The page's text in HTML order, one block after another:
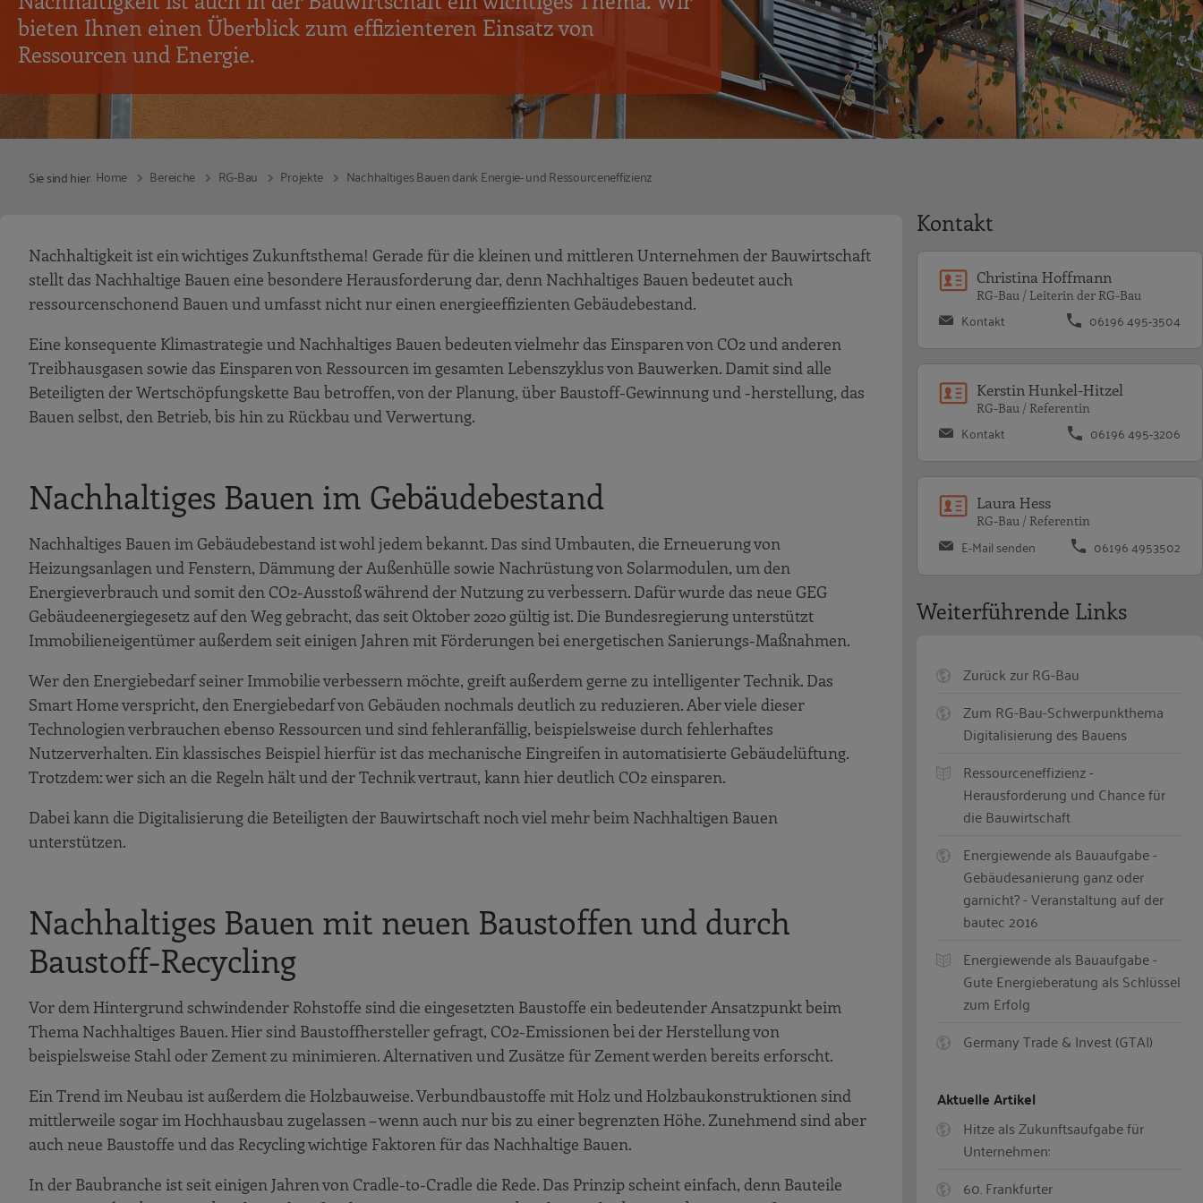
bieten Ihnen einen Überblick zum effizienteren Einsatz von
Ressourcen und Energie.
Sie sind hier: Home Bereiche RG-Bau Projekte Nachhaltiges Bauen dank Energie- und Ressourceneffizienz
Nachhaltigkeit ist ein wichtiges Zukunftsthema! Gerade für die kleinen und mittleren Unternehmen der Bauwirtschaft
stellt das Nachhaltige Bauen eine besondere Herausforderung dar, denn Nachhaltiges Bauen bedeutet auch
ressourcenschonend Bauen und umfasst nicht nur einen energieeffizienten Gebäudebestand.
Eine konsequente Klimastrategie und Nachhaltiges Bauen bedeuten vielmehr das Einsparen von CO2 und anderen
Treibhausgasen sowie das Einsparen von Ressourcen im gesamten Lebenszyklus von Bauwerken. Damit sind alle
Beteiligten der Wertschöpfungskette Bau betroffen, von der Planung, über Baustoff-Gewinnung und -herstellung, das
Bauen selbst, den Betrieb, bis hin zu Rückbau und Verwertung.
Nachhaltiges Bauen im Gebäudebestand
Nachhaltiges Bauen im Gebäudebestand ist wohl jedem bekannt. Das sind Umbauten, die Erneuerung von
Heizungsanlagen und Fenstern, Dämmung der Außenhülle sowie Nachrüstung von Solarmodulen, um den
Energieverbrauch und somit den CO2-Ausstoß während der Nutzung zu verbessern. Dafür wurde das neue GEG
Gebäudeenergiegesetz auf den Weg gebracht, das seit Oktober 2020 gültig ist. Die Bundesregierung unterstützt
Immobilieneigentümer außerdem seit einigen Jahren mit Förderungen bei energetischen Sanierungs-Maßnahmen.
Wer den Energiebedarf seiner Immobilie verbessern möchte, greift außerdem gerne zu intelligenter Technik. Das
Smart Home verspricht, den Energiebedarf von Gebäuden nochmals deutlich zu reduzieren. Aber viele dieser
Technologien verbrauchen ebenso Ressourcen und sind fehleranfällig, beispielsweise durch fehlerhaftes
Nutzerverhalten. Ein klassisches Beispiel hierfür ist das mechanische Eingreifen in automatisierte Gebäudelüftung.
Trotzdem: wer sich an die Regeln hält und der Technik vertraut, kann hier deutlich CO2 einsparen.
Dabei kann die Digitalisierung die Beteiligten der Bauwirtschaft noch viel mehr beim Nachhaltigen Bauen
unterstützen.
Nachhaltiges Bauen mit neuen Baustoffen und durch
Baustoff-Recycling
Vor dem Hintergrund schwindender Rohstoffe sind die eingesetzten Baustoffe ein bedeutender Ansatzpunkt beim
Thema Nachhaltiges Bauen. Hier sind Baustoffhersteller gefragt, CO2-Emissionen bei der Herstellung von
beispielsweise Stahl oder Zement zu minimieren. Alternativen und Zusätze für Zement werden bereits erforscht.
Ein Trend im Neubau ist außerdem die Holzbauweise. Verbundbaustoffe mit Holz und Holzbaukonstruktionen sind
mittlerweile sogar im Hochhausbau zugelassen – wenn auch nur bis zu einer begrenzten Höhe. Zunehmend sind aber
auch neue Baustoffe und das Recycling wichtige Faktoren für das Nachhaltige Bauen.
In der Baubranche ist seit einigen Jahren von Cradle-to-Cradle die Rede. Das Prinzip scheint einfach, denn Bauteile
Kontakt
Christina Hoffmann
RG-Bau / Leiterin der RG-Bau
Kontakt 06196 495-3504
Kerstin Hunkel-Hitzel
RG-Bau / Referentin
Kontakt 06196 495-3206
Laura Hess
RG-Bau / Referentin
E-Mail senden 06196 4953502
Weiterführende Links
Zurück zur RG-Bau
Zum RG-Bau-Schwerpunkthema
Digitalisierung des Bauens
Ressourceneffizienz -
Herausforderung und Chance für
die Bauwirtschaft
Energiewende als Bauaufgabe -
Gebäudesanierung ganz oder
garnicht? - Veranstaltung auf der
bautec 2016
Energiewende als Bauaufgabe -
Gute Energieberatung als Schlüssel
zum Erfolg
Germany Trade & Invest (GTAI)
Aktuelle Artikel
Hitze als Zukunftsaufgabe für
Unternehmen:
60. Frankfurter